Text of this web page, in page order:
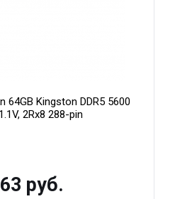
Kingston DDR5 5600
DIMM Non-ECC , CL46 , 1.1V, 2Rx8 288-pin
руб.